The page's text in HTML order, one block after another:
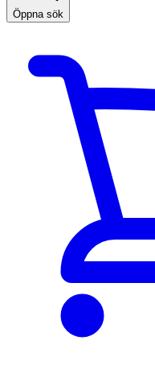
Öppna sök